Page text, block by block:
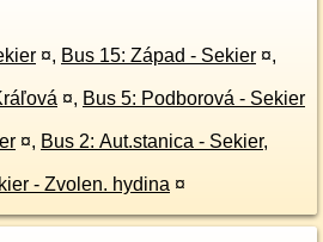
¤, Bus 15: Západ - Sekier ¤,
¤, Bus 5: Podborová - Sekier
¤, Bus 2: Aut.stanica - Sekier,
- Zvolen. hydina ¤